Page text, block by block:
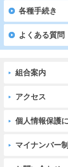
各種手続き
よくある質問
組合案内
アクセス
個人情報保護
マイナンバー